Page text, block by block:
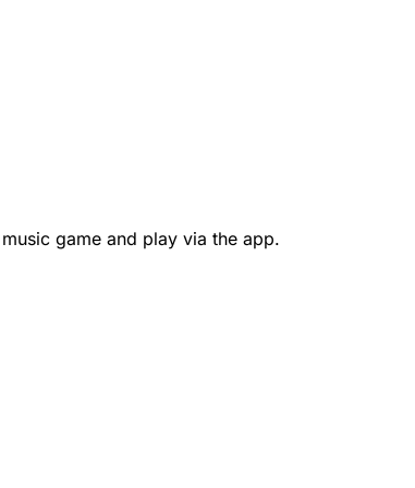
game and play via the app.